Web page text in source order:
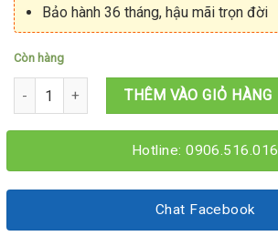
Bảo hành 36 tháng, hậu mãi trọn đời
Còn hàng
Quầy trà sữa chữ L 1M6x1M2x2M số lượng
THÊM VÀO GIỎ HÀNG
Hotline: 0906.516.016
Chat Facebook